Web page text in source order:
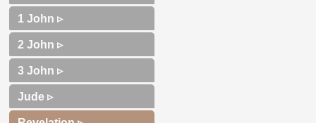
1 John ▹
2 John ▹
3 John ▹
Jude ▹